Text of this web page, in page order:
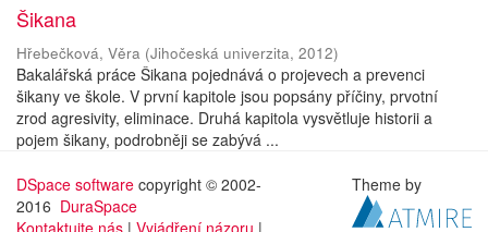
Šikana
Hřebečková, Věra (Jihočeská univerzita, 2012)
Bakalářská práce Šikana pojednává o projevech a prevenci
šikany ve škole. V první kapitole jsou popsány příčiny, prvotní
zrod agresivity, eliminace. Druhá kapitola vysvětluje historii a
pojem šikany, podrobněji se zabývá ...
DSpace software copyright © 2002-
2016 DuraSpace
Kontaktujte nás | Vyjádření názoru |
Theme by